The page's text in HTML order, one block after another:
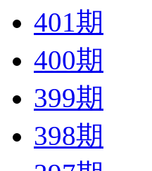
401期
400期
399期
398期